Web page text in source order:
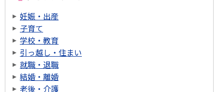
妊娠・出産
子育て
学校・教育
引っ越し・住まい
就職・退職
結婚・離婚
老後・介護